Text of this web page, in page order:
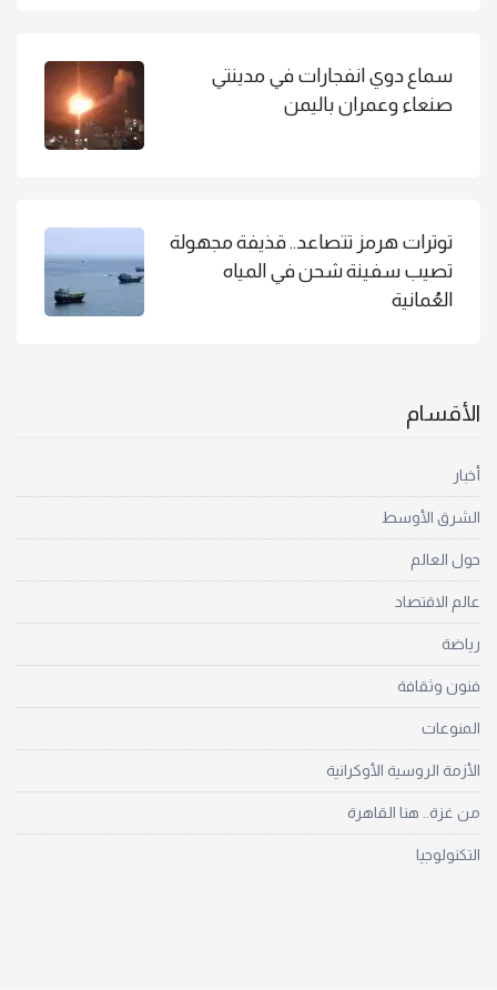
سماع دوي انفجارات في مدينتي
صنعاء وعمران باليمن
توترات هرمز تتصاعد.. قذيفة مجهولة
تصيب سفينة شحن في المياه
العُمانية
الأقسام
أخبار
الشرق الأوسط
حول العالم
عالم الاقتصاد
رياضة
فنون وثقافة
المنوعات
الأزمة الروسية الأوكرانية
من غزة.. هنا القاهرة
التكنولوجيا